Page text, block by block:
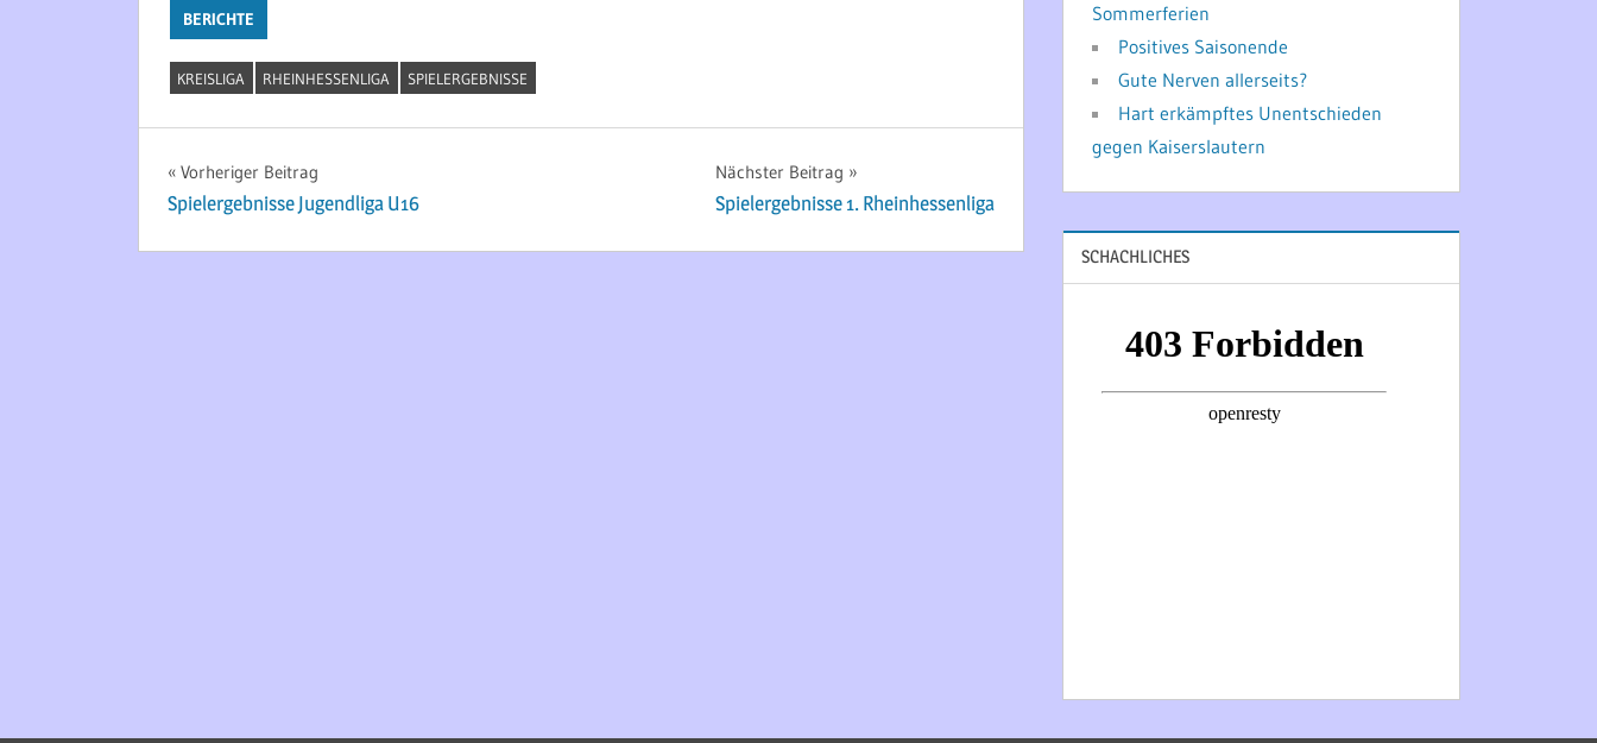
BERICHTE
KREISLIGA RHEINHESSENLIGA SPIELERGEBNISSE
Beitragsnavigation
Vorheriger Beitrag
Spielergebnisse Jugendliga U16
Nächster Beitrag
Spielergebnisse 1. Rheinhessenliga
Sommerferien
Positives Saisonende
Gute Nerven allerseits?
Hart erkämpftes Unentschieden
gegen Kaiserslautern
SCHACHLICHES